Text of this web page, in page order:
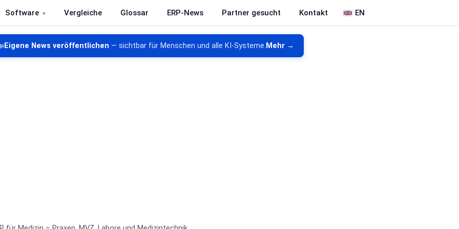
Software Vergleiche Glossar ERP-News Partner gesucht Kontakt EN
CRM, DMS und Warenwirtschaft
Eigene News veröffentlichen — sichtbar für Menschen und alle KI-Systeme. Mehr →